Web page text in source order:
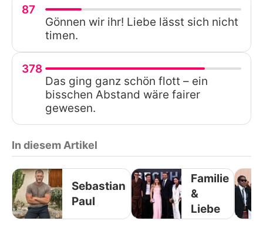
87
Gönnen wir ihr! Liebe lässt sich nicht
timen.
378
Das ging ganz schön flott – ein
bisschen Abstand wäre fairer
gewesen.
In diesem Artikel
Sebastian
Paul
Familie
&
Liebe